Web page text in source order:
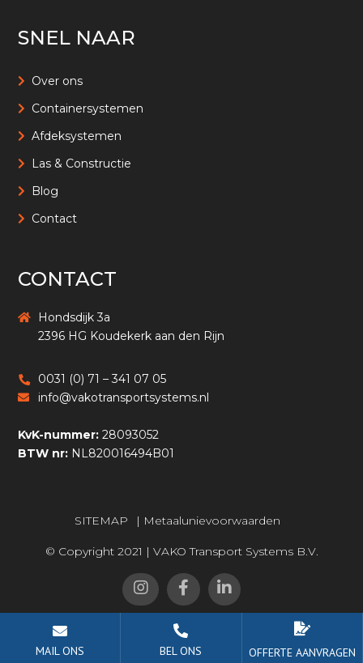
SNEL NAAR
Over ons
Containersystemen
Afdeksystemen
Las & Constructie
Blog
Contact
CONTACT
Hondsdijk 3a
2396 HG Koudekerk aan den Rijn
0031 (0) 71 – 341 07 05
info@vakotransportsystems.nl
KvK-nummer: 28093052
BTW nr: NL820016494B01
SITEMAP | Metaalunievoorwaarden
© Copyright 2021 | VAKO Transport Systems B.V.
MAIL ONS BEL ONS OFFERTE AANVRAGEN